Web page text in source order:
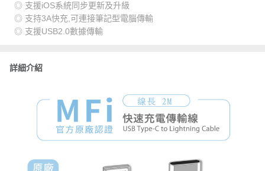
◎ 支援iOS系統同步更新及升級
◎ 支持3A快充,可連接筆記型電腦傳輸
◎ 支援USB2.0數據傳輸
詳細介紹